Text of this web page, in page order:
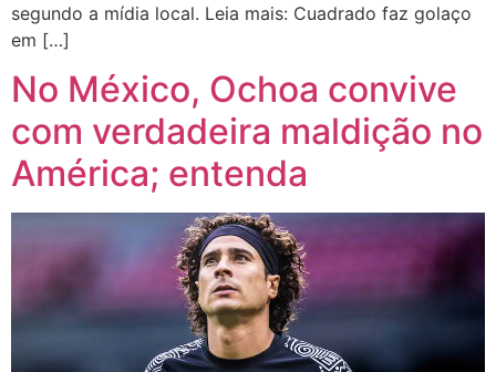
segundo a mídia local. Leia mais: Cuadrado faz golaço
em […]
No México, Ochoa convive
com verdadeira maldição no
América; entenda